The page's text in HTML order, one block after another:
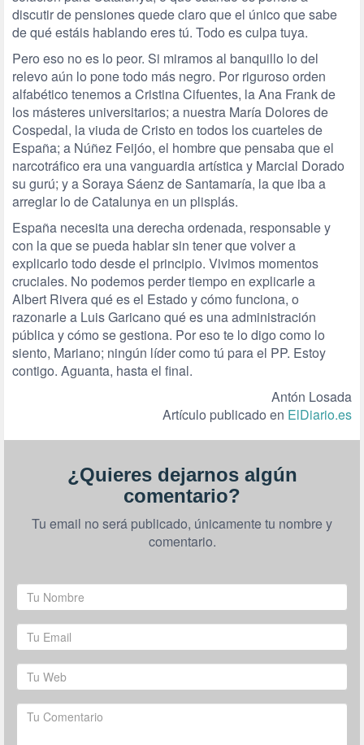
discutir de pensiones quede claro que el único que sabe
de qué estáis hablando eres tú. Todo es culpa tuya.
Pero eso no es lo peor. Si miramos al banquillo lo del
relevo aún lo pone todo más negro. Por riguroso orden
alfabético tenemos a Cristina Cifuentes, la Ana Frank de
los másteres universitarios; a nuestra María Dolores de
Cospedal, la viuda de Cristo en todos los cuarteles de
España; a Núñez Feijóo, el hombre que pensaba que el
narcotráfico era una vanguardia artística y Marcial Dorado
su gurú; y a Soraya Sáenz de Santamaría, la que iba a
arreglar lo de Catalunya en un plisplás.
España necesita una derecha ordenada, responsable y
con la que se pueda hablar sin tener que volver a
explicarlo todo desde el principio. Vivimos momentos
cruciales. No podemos perder tiempo en explicarle a
Albert Rivera qué es el Estado y cómo funciona, o
razonarle a Luis Garicano qué es una administración
pública y cómo se gestiona. Por eso te lo digo como lo
siento, Mariano; ningún líder como tú para el PP. Estoy
contigo. Aguanta, hasta el final.
Antón Losada
Artículo publicado en ElDiario.es
¿Quieres dejarnos algún
comentario?
Tu email no será publicado, únicamente tu nombre y
comentario.